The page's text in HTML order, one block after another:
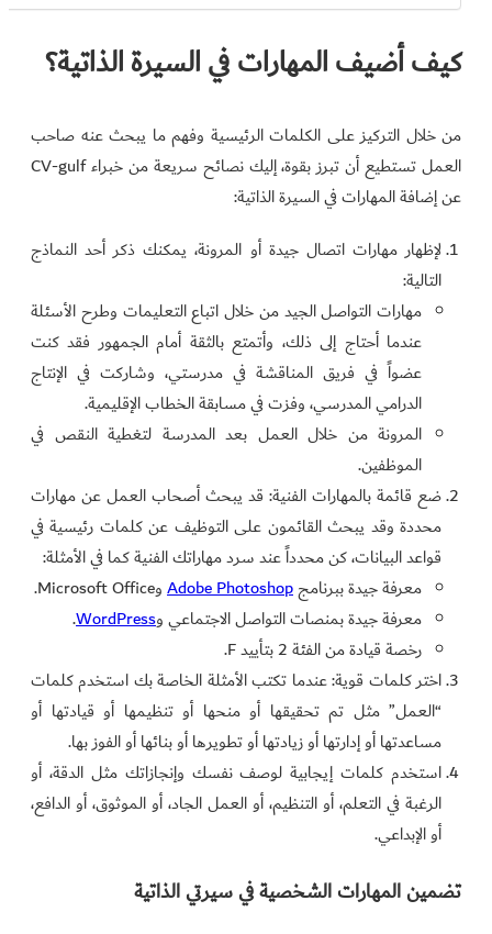
كيف أضيف المهارات في السيرة الذاتية؟
من خلال التركيز على الكلمات الرئيسية وفهم ما يبحث عنه صاحب
العمل تستطيع أن تبرز بقوة، إليك نصائح سريعة من خبراء CV-gulf
عن إضافة المهارات في السيرة الذاتية:
لإظهار مهارات اتصال جيدة أو المرونة، يمكنك ذكر أحد النماذج
التالية:
مهارات التواصل الجيد من خلال اتباع التعليمات وطرح الأسئلة
عندما أحتاج إلى ذلك، وأتمتع بالثقة أمام الجمهور فقد كنت
عضواً في فريق المناقشة في مدرستي، وشاركت في الإنتاج
الدرامي المدرسي، وفزت في مسابقة الخطاب الإقليمية.
المرونة من خلال العمل بعد المدرسة لتغطية النقص في
الموظفين.
ضع قائمة بالمهارات الفنية: قد يبحث أصحاب العمل عن مهارات
محددة وقد يبحث القائمون على التوظيف عن كلمات رئيسية في
قواعد البيانات، كن محدداً عند سرد مهاراتك الفنية كما في الأمثلة:
معرفة جيدة ببرنامجAdobe PhotoshopوMicrosoft Office.
معرفة جيدة بمنصات التواصل الاجتماعي وWordPress
.
رخصة قيادة من الفئة 2 بتأييد F.
اختر كلمات قوية: عندما تكتب الأمثلة الخاصة بك استخدم كلمات
“العمل” مثل تم تحقيقها أو منحها أو تنظيمها أو قيادتها أو
مساعدتها أو إدارتها أو زيادتها أو تطويرها أو بنائها أو الفوز بها.
استخدم كلمات إيجابية لوصف نفسك وإنجازاتك مثل الدقة، أو
الرغبة في التعلم، أو التنظيم، أو العمل الجاد، أو الموثوق، أو الدافع،
أو الإبداعي.
تضمين المهارات الشخصية في سيرتي الذاتية